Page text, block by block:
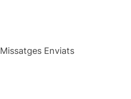
Missatges Enviats